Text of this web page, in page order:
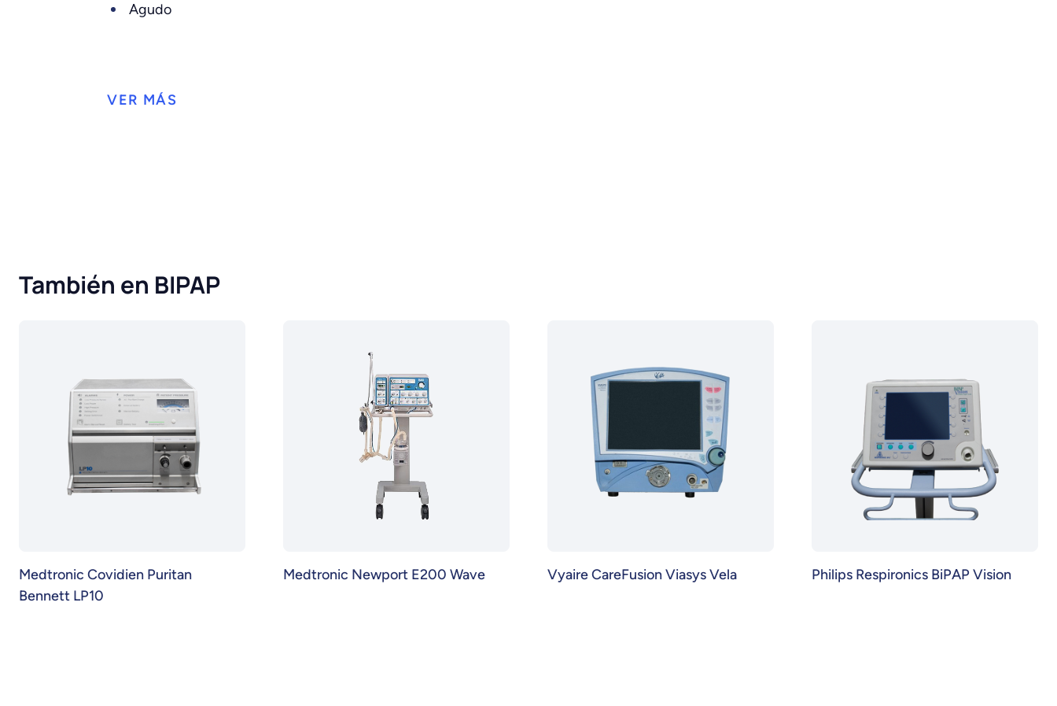
Agudo
También en BIPAP
Medtronic Covidien Puritan
Bennett LP10
Medtronic Newport E200 Wave Vyaire CareFusion Viasys Vela Philips Respironics BiPAP Vision